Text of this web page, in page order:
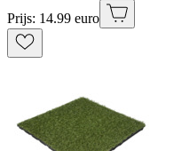
Prijs: 14.99 euro